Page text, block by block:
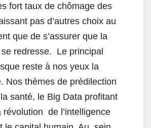
fort taux de chômage des
pas d’autres choix au
que de s’assurer que la
redresse. Le principal
reste à nos yeux la
Nos thèmes de prédilection
santé, le Big Data profitant
révolution de l’intelligence